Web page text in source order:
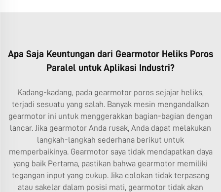
Apa Saja Keuntungan dari Gearmotor Heliks Poros
Paralel untuk Aplikasi Industri?
Kadang-kadang, pada gearmotor poros sejajar heliks,
terjadi sesuatu yang salah. Banyak mesin mengandalkan
gearmotor ini untuk menggerakkan bagian-bagian dengan
lancar. Jika gearmotor Anda rusak, Anda dapat melakukan
langkah-langkah sederhana berikut untuk
memperbaikinya. Gearmotor saya tidak mendapatkan daya
yang baik Pertama, pastikan bahwa gearmotor memiliki
tegangan input yang cukup. Jika colokan tidak terpasang
atau sakelar dalam posisi mati, gearmotor tidak akan